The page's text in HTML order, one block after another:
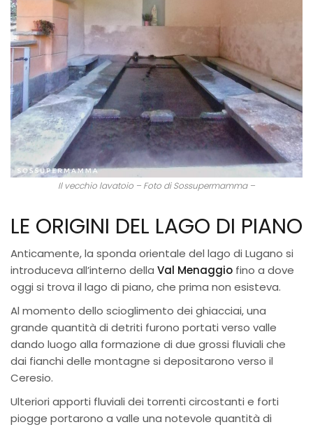
Il vecchio lavatoio – Foto di Sossupermamma –
LE ORIGINI DEL LAGO DI PIANO
Anticamente, la sponda orientale del lago di Lugano si
introduceva all’interno della Val Menaggio fino a dove
oggi si trova il lago di piano, che prima non esisteva.
Al momento dello scioglimento dei ghiacciai, una
grande quantità di detriti furono portati verso valle
dando luogo alla formazione di due grossi fluviali che
dai fianchi delle montagne si depositarono verso il
Ceresio.
Ulteriori apporti fluviali dei torrenti circostanti e forti
piogge portarono a valle una notevole quantità di